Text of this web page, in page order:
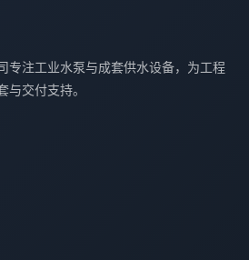
专注工业水泵与成套供水设备，为工程
交付支持。